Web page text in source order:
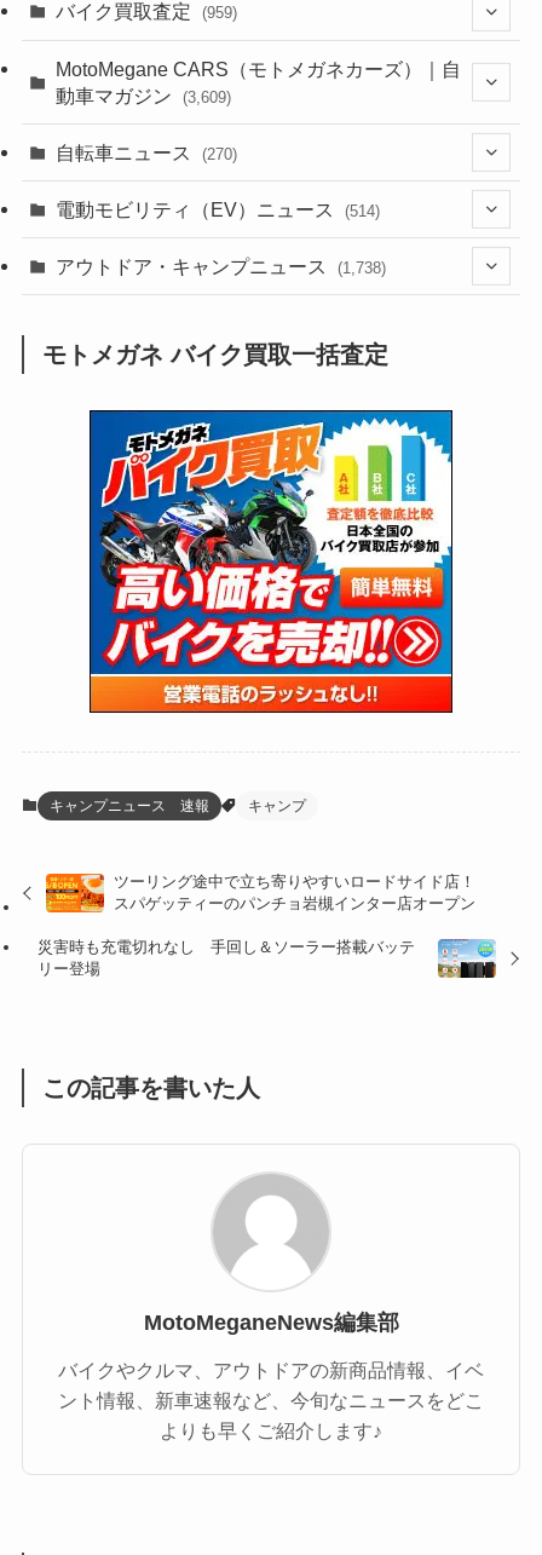
(44)
(640)
(118)
(60)
(31)
(51)
(34)
(5)
(12)
(65)
(109)
(252)
(38)
(24)
(16)
(25)
(24)
(47)
(15)
(5)
(249)
(64)
(16)
(62)
(4)
(6)
(17)
(5)
(32)
(306)
(6,964)
(2,474)
(249)
(1,226)
(12)
(131)
(38)
(131)
(167)
(85)
(21)
(61)
(171)
(98)
(13)
(60)
(274)
(171)
(38)
(47)
(59)
(36)
(47)
(66)
(16)
(141)
(255)
(204)
(1,143)
(166)
(23)
(33)
(34)
(35)
(41)
(415)
(16)
バイク買取査定 (959)
(352)
MotoMegane CARS（モトメガネカーズ）｜自
動車マガジン
(3,609)
(187)
(137)
(75)
(2,744)
(126)
(170)
自転車ニュース (270)
(54)
(211)
電動モビリティ（EV）ニュース (514)
(132)
(171)
(118)
(27)
アウトドア・キャンプニュース (1,738)
(1,605)
(147)
(13)
(19)
(12)
(16)
(8)
(16)
モトメガネ バイク買取一括査定
キャンプニュース 速報 キャンプ
ツーリング途中で立ち寄りやすいロードサイド店！
スパゲッティーのパンチョ岩槻インター店オープン
災害時も充電切れなし 手回し＆ソーラー搭載バッテ
リー登場
この記事を書いた人
MotoMeganeNews編集部
バイクやクルマ、アウトドアの新商品情報、イベ
ント情報、新車速報など、今旬なニュースをどこ
よりも早くご紹介します♪